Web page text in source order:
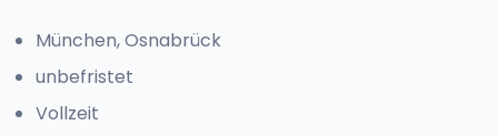
München, Osnabrück
unbefristet
Vollzeit